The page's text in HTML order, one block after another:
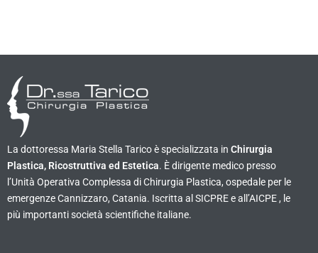
La dottoressa Maria Stella Tarico è specializzata in Chirurgia
Plastica, Ricostruttiva ed Estetica. È dirigente medico presso
l’Unità Operativa Complessa di Chirurgia Plastica, ospedale per le
emergenze Cannizzaro, Catania. Iscritta al SICPRE e all’AICPE , le
più importanti società scientifiche italiane.